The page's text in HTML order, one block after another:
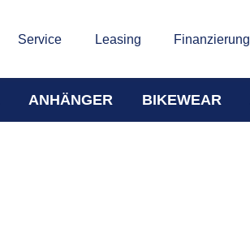
Service Leasing Finanzierung
ANHÄNGER BIKEWEAR